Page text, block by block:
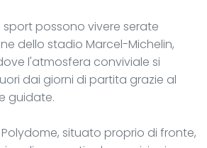
possono vivere serate
dello stadio Marcel-Michelin,
l'atmosfera conviviale si
dai giorni di partita grazie al
guidate.
situato proprio di fronte,